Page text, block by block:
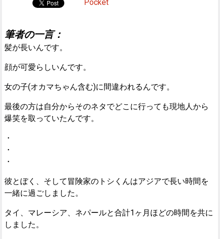
Pocket
筆者の一言：
髪が長いんです。
顔が可愛らしいんです。
女の子(オカマちゃん含む)に間違われるんです。
最後の方は自分からそのネタでどこに行っても現地人から
爆笑を取っていたんです。
・
・
・
彼とぼく、そして冒険家のトシくんはアジアで長い時間を
一緒に過ごしました。
タイ、マレーシア、ネパールと合計1ヶ月ほどの時間を共に
しました。